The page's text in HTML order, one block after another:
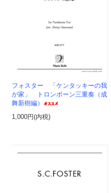
フォスター 「ケンタッキーの我
が家」 トロンボーン三重奏（成
舞新樹編）
1,000円(内税)